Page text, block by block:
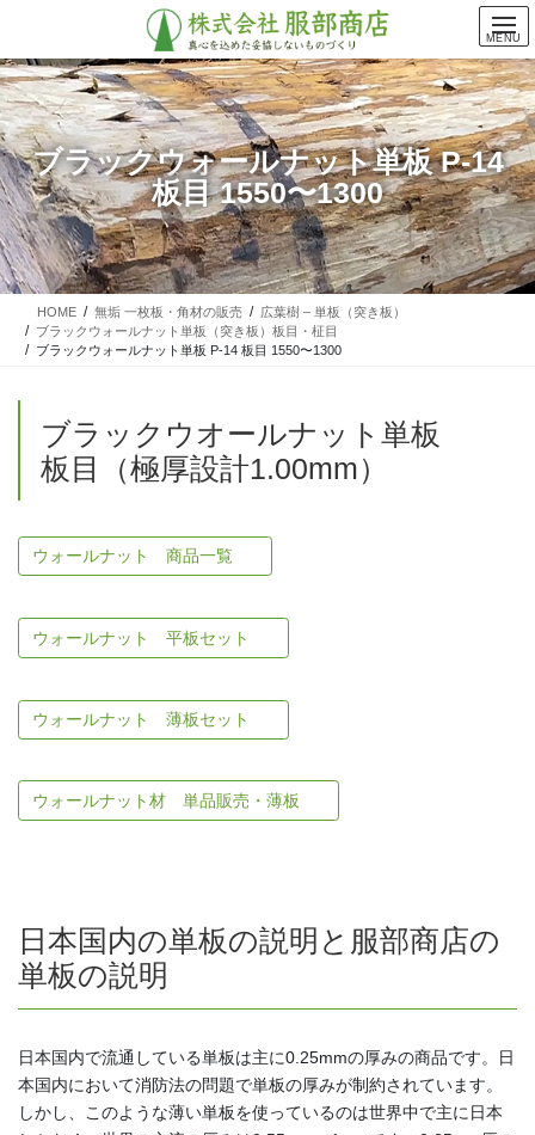
テ
ン
ツ
に
移
動
ゲ
ー
シ
ョ
ン
に
移
動
ブラックウォールナット単板 P-14
板目 1550〜1300
HOME 無垢 一枚板・角材の販売
広葉樹 – 単板（突き板）
ブラックウォールナット単板（突き板）板目・柾目
ブラックウォールナット単板 P-14 板目 1550〜1300
ブラックウオールナット単板
板目（極厚設計1.00mm）
ウォールナット 商品一覧
ウォールナット 平板セット
ウォールナット 薄板セット
ウォールナット材 単品販売・薄板
日本国内の単板の説明と服部商店の
単板の説明
日本国内で流通している単板は主に0.25mmの厚みの商品です。日
本国内において消防法の問題で単板の厚みが制約されています。
しかし、このような薄い単板を使っているのは世界中で主に日本
MENU